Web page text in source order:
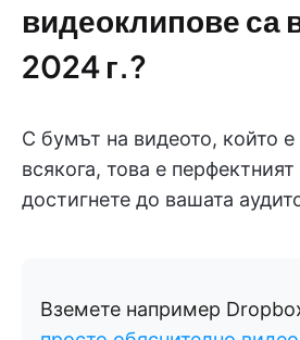
видеоклипове са
2024 г.?
С бумът на видеото, който
всякога, това е
достигнете до вашата
Вземете например